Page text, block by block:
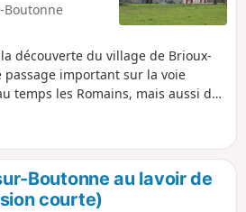
Boutonne
découverte du village de Brioux-
important sur la voie
temps les Romains, mais aussi de
offrant un patrimoine
Boutonne au lavoir de
courte)